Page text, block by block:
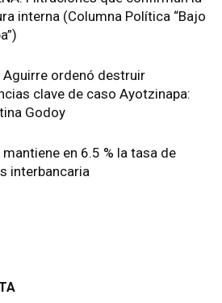
interna (Columna Política “Bajo
Aguirre ordenó destruir
clave de caso Ayotzinapa:
Godoy
mantiene en 6.5 % la tasa de
interbancaria